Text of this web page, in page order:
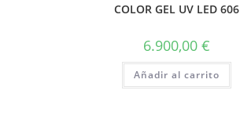
COLOR GEL UV LED 606
6.900,00 €
Añadir al carrito